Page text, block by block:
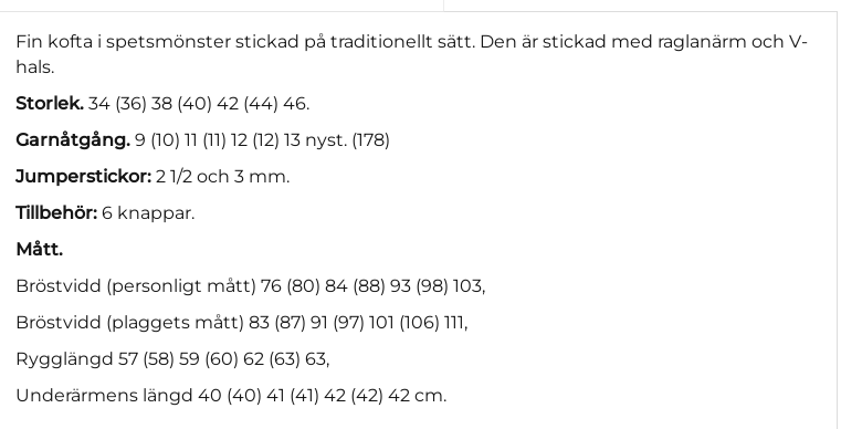
Fin kofta i spetsmönster stickad på traditionellt sätt. Den är stickad med raglanärm och V-
hals.
Storlek. 34 (36) 38 (40) 42 (44) 46.
Garnåtgång. 9 (10) 11 (11) 12 (12) 13 nyst. (178)
Jumperstickor: 2 1/2 och 3 mm.
Tillbehör: 6 knappar.
Mått.
Bröstvidd (personligt mått) 76 (80) 84 (88) 93 (98) 103,
Bröstvidd (plaggets mått) 83 (87) 91 (97) 101 (106) 111,
Rygglängd 57 (58) 59 (60) 62 (63) 63,
Underärmens längd 40 (40) 41 (41) 42 (42) 42 cm.